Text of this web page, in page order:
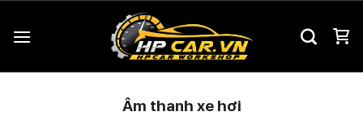
đến
dung
Âm thanh xe hơi